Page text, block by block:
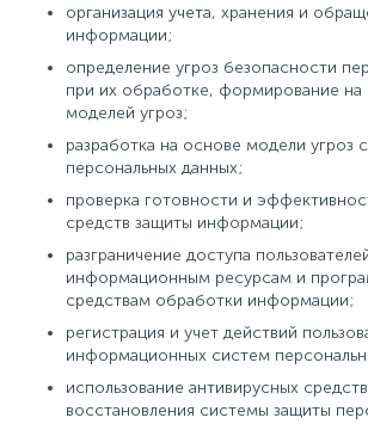
организация учета, хранения и
информации;
определение угроз безопасности
при их обработке, формирование на
моделей угроз;
разработка на основе модели угроз
персональных данных;
проверка готовности и
средств защиты информации;
разграничение доступа
информационным ресурсам и
средствам обработки информации;
регистрация и учет действий
информационных систем
использование антивирусных
восстановления системы защиты